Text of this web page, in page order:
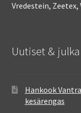
Vredestein,
Uutiset &
Hankook
kesärengas